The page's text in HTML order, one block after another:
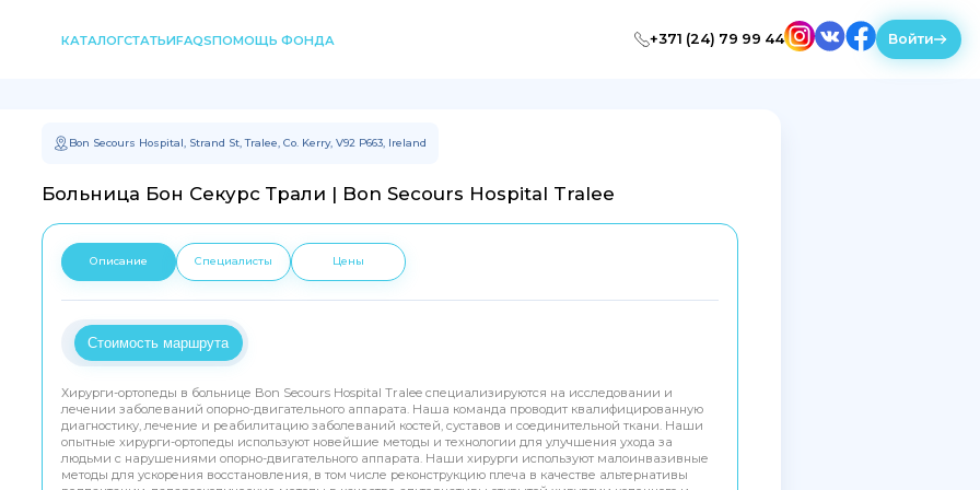
КАТАЛОГСТАТЬИFAQSПОМОЩЬ ФОНДА +371 (24) 79 99 44 Войти
Bon Secours Hospital, Strand St, Tralee, Co. Kerry, V92 P663, Ireland
Больница Бон Секурс Трали | Bon Secours Hospital Tralee
Описание Специалисты Цены
Стоимость маршрута
Хирурги-ортопеды в больнице Bon Secours Hospital Tralee специализируются на исследовании и
лечении заболеваний опорно-двигательного аппарата. Наша команда проводит квалифицированную
диагностику, лечение и реабилитацию заболеваний костей, суставов и соединительной ткани. Наши
опытные хирурги-ортопеды используют новейшие методы и технологии для улучшения ухода за
людьми с нарушениями опорно-двигательного аппарата. Наши хирурги используют малоинвазивные
методы для ускорения восстановления, в том числе реконструкцию плеча в качестве альтернативы